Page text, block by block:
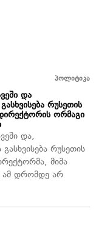
პოლიტიკა
და
რუსეთის
ორმაგი
და,
რუსეთის
მიშა
ამ დრომდე არ